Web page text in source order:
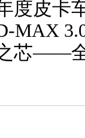
度皮卡
MAX
芯——